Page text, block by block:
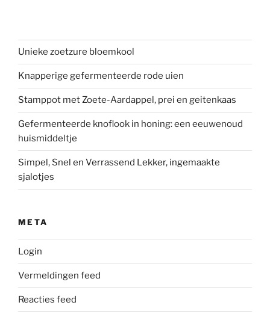
Unieke zoetzure bloemkool
Knapperige gefermenteerde rode uien
Stamppot met Zoete-Aardappel, prei en geitenkaas
Gefermenteerde knoflook in honing: een eeuwenoud
huismiddeltje
Simpel, Snel en Verrassend Lekker, ingemaakte
sjalotjes
META
Login
Vermeldingen feed
Reacties feed